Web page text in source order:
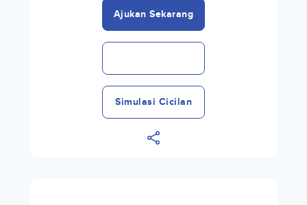
Ajukan Sekarang
Simulasi Cicilan